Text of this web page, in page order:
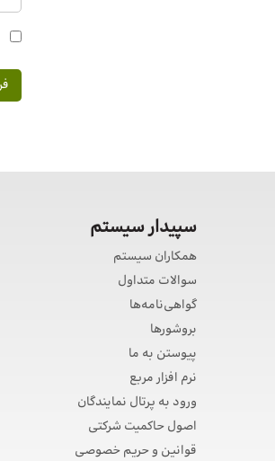
سپیدار سیستم
همکاران سیستم
سوالات متداول
گواهی‌نامه‌ها
بروشورها
پیوستن به ما
نرم افزار مربع
ورود به پرتال نمایندگان
اصول حاکمیت شرکتی
قوانین و حریم خصوصی